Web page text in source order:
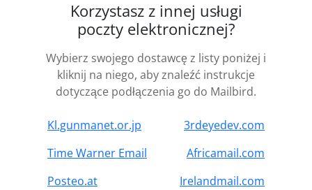
Korzystasz z innej usługi
poczty elektronicznej?
Wybierz swojego dostawcę z listy poniżej i
kliknij na niego, aby znaleźć instrukcje
dotyczące podłączenia go do Mailbird.
Kl.gunmanet.or.jp
3rdeyedev.com
Time Warner Email
Africamail.com
Posteo.at
Irelandmail.com